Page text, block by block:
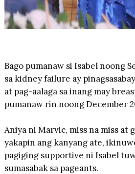
Bago pumanaw si Isabel noong
sa kidney failure ay
at pag-aalaga sa inang may
pumanaw rin noong December
Aniya ni Marvic, miss na miss at
yakapin ang kanyang ate,
pagiging supportive ni Isabel
sumasabak sa pageants.